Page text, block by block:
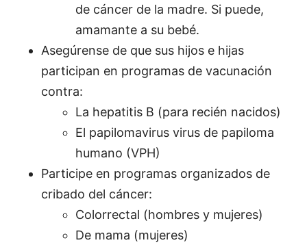
de cáncer de la madre. Si puede,
amamante a su bebé.
Asegúrense de que sus hijos e hijas
participan en programas de vacunación
contra:
La hepatitis B (para recién nacidos)
El papilomavirus virus de papiloma
humano (VPH)
Participe en programas organizados de
cribado del cáncer:
Colorrectal (hombres y mujeres)
De mama (mujeres)